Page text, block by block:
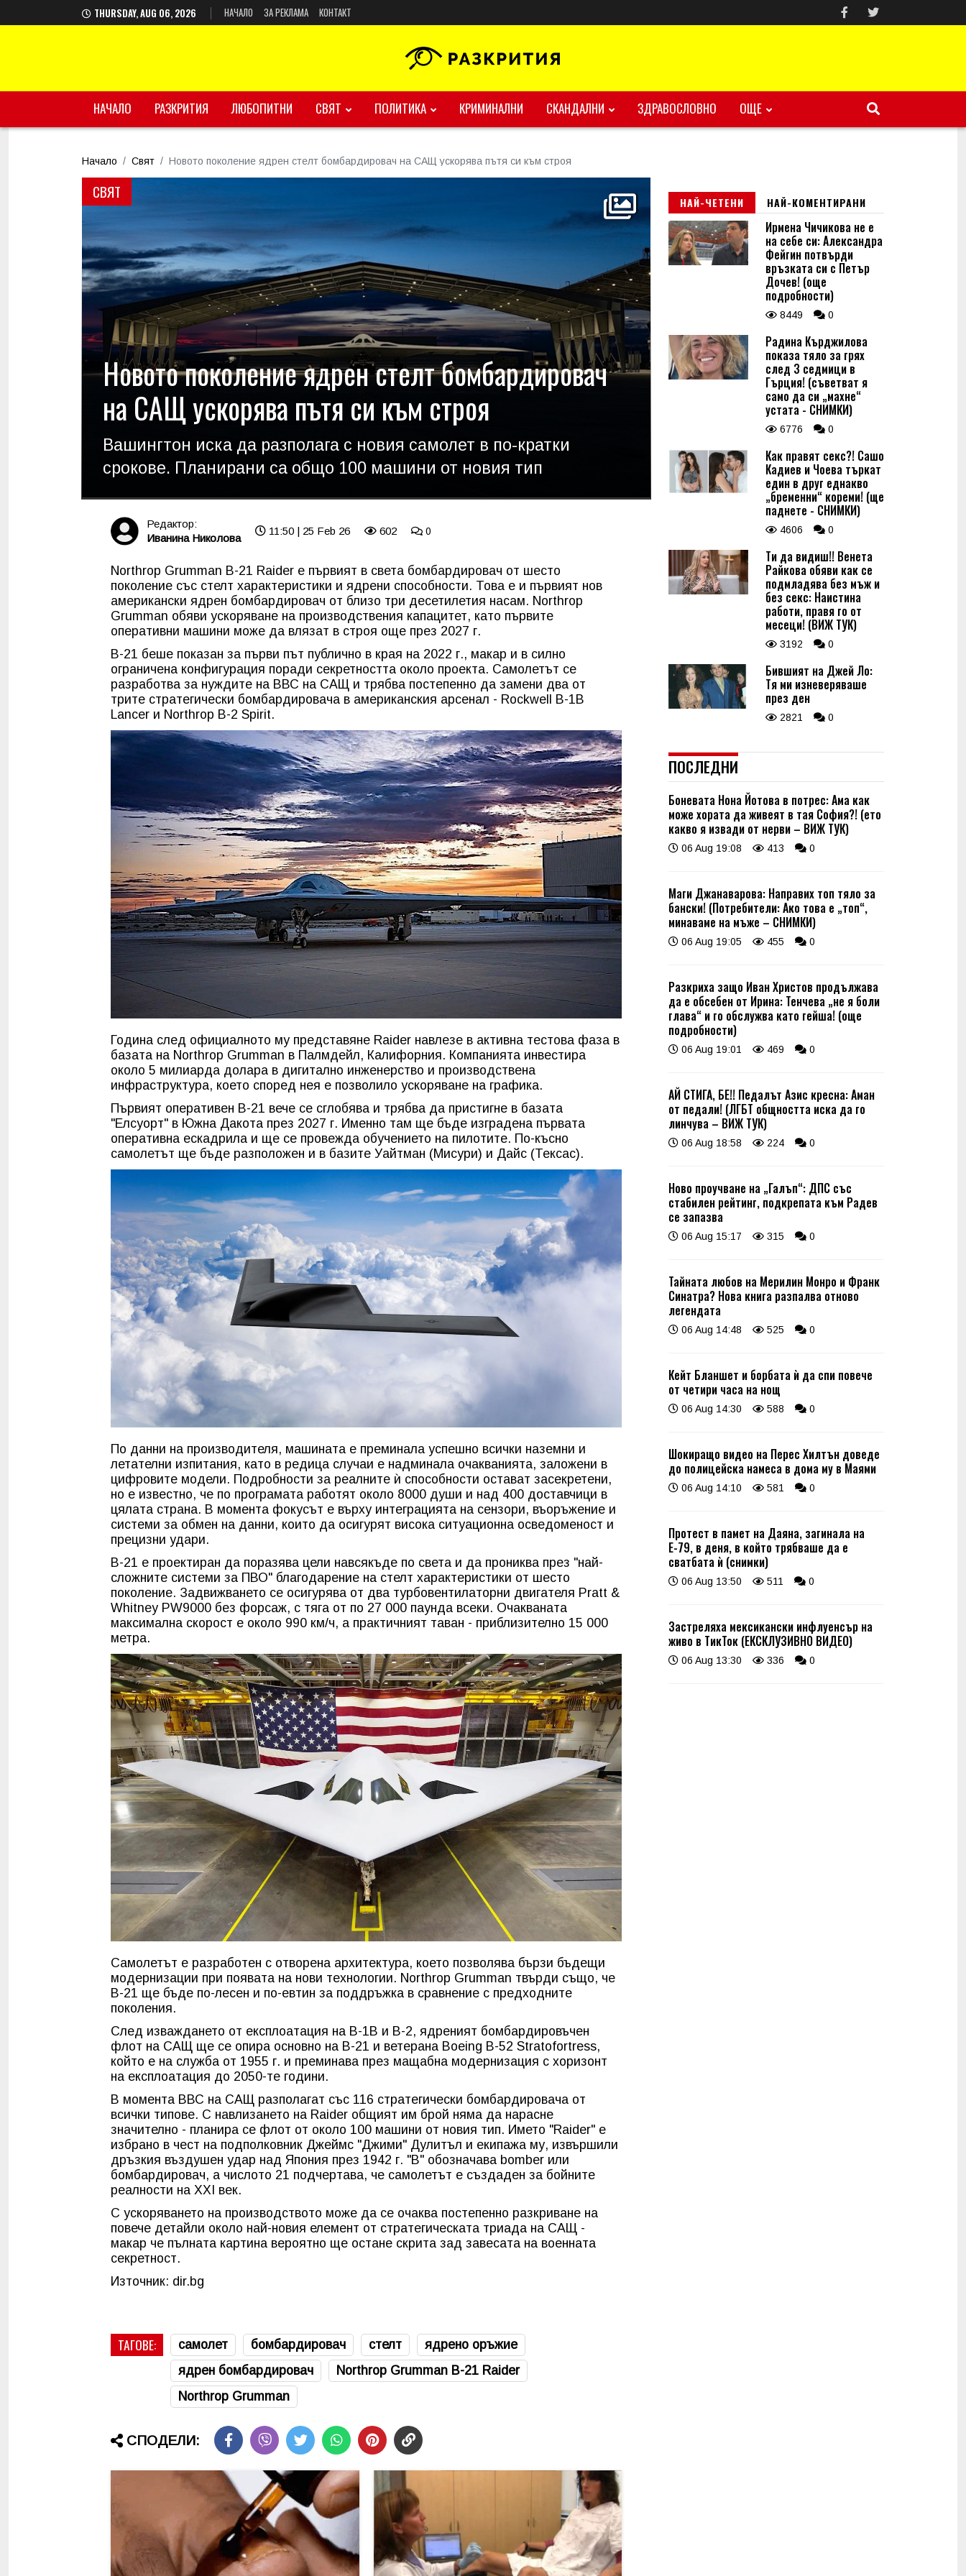
THURSDAY, AUG 06, 2026 НАЧАЛО ЗА РЕКЛАМА КОНТАКТ
НАЧАЛО РАЗКРИТИЯ ЛЮБОПИТНИ СВЯТ ПОЛИТИКА КРИМИНАЛНИ СКАНДАЛНИ ЗДРАВОСЛОВНО ОЩЕ
Начало Свят Новото поколение ядрен стелт бомбардировач на САЩ ускорява пътя си към строя
СВЯТ
Новото поколение ядрен стелт бомбардировач
на САЩ ускорява пътя си към строя
Вашингтон иска да разполага с новия самолет в по-кратки
срокове. Планирани са общо 100 машини от новия тип
Редактор:
Иванина Николова
11:50 | 25 Feb 26 602 0
Northrop Grumman B-21 Raider е първият в света бомбардировач от шесто
поколение със стелт характеристики и ядрени способности. Това е и първият нов
американски ядрен бомбардировач от близо три десетилетия насам. Northrop
Grumman обяви ускоряване на производствения капацитет, като първите
оперативни машини може да влязат в строя още през 2027 г.
B-21 беше показан за първи път публично в края на 2022 г., макар и в силно
ограничена конфигурация поради секретността около проекта. Самолетът се
разработва за нуждите на ВВС на САЩ и трябва постепенно да замени два от
трите стратегически бомбардировача в американския арсенал - Rockwell B-1B
Lancer и Northrop B-2 Spirit.
Година след официалното му представяне Raider навлезе в активна тестова фаза в
базата на Northrop Grumman в Палмдейл, Калифорния. Компанията инвестира
около 5 милиарда долара в дигитално инженерство и производствена
инфраструктура, което според нея е позволило ускоряване на графика.
Първият оперативен B-21 вече се сглобява и трябва да пристигне в базата
"Елсуорт" в Южна Дакота през 2027 г. Именно там ще бъде изградена първата
оперативна ескадрила и ще се провежда обучението на пилотите. По-късно
самолетът ще бъде разположен и в базите Уайтман (Мисури) и Дайс (Тексас).
По данни на производителя, машината е преминала успешно всички наземни и
летателни изпитания, като в редица случаи е надминала очакванията, заложени в
цифровите модели. Подробности за реалните ѝ способности остават засекретени,
но е известно, че по програмата работят около 8000 души и над 400 доставчици в
цялата страна. В момента фокусът е върху интеграцията на сензори, въоръжение и
системи за обмен на данни, които да осигурят висока ситуационна осведоменост и
прецизни удари.
B-21 е проектиран да поразява цели навсякъде по света и да прониква през "най-
сложните системи за ПВО" благодарение на стелт характеристики от шесто
поколение. Задвижването се осигурява от два турбовентилаторни двигателя Pratt &
Whitney PW9000 без форсаж, с тяга от по 27 000 паунда всеки. Очакваната
максимална скорост е около 990 км/ч, а практичният таван - приблизително 15 000
метра.
Самолетът е разработен с отворена архитектура, което позволява бързи бъдещи
модернизации при появата на нови технологии. Northrop Grumman твърди също, че
B-21 ще бъде по-лесен и по-евтин за поддръжка в сравнение с предходните
поколения.
След изваждането от експлоатация на B-1B и B-2, ядреният бомбардировъчен
флот на САЩ ще се опира основно на B-21 и ветерана Boeing B-52 Stratofortress,
който е на служба от 1955 г. и преминава през мащабна модернизация с хоризонт
на експлоатация до 2050-те години.
В момента ВВС на САЩ разполагат със 116 стратегически бомбардировача от
всички типове. С навлизането на Raider общият им брой няма да нарасне
значително - планира се флот от около 100 машини от новия тип. Името "Raider" е
избрано в чест на подполковник Джеймс "Джими" Дулитъл и екипажа му, извършили
дръзкия въздушен удар над Япония през 1942 г. "B" обозначава bomber или
бомбардировач, а числото 21 подчертава, че самолетът е създаден за бойните
реалности на XXI век.
С ускоряването на производството може да се очаква постепенно разкриване на
повече детайли около най-новия елемент от стратегическата триада на САЩ -
макар че пълната картина вероятно ще остане скрита зад завесата на военната
секретност.
Източник: dir.bg
ТАГОВЕ: самолет бомбардировач стелт
ядрено оръжие
ядрен бомбардировач
Northrop Grumman B-21 Raider
Northrop Grumman
СПОДЕЛИ:
НАЙ-ЧЕТЕНИ НАЙ-КОМЕНТИРАНИ
Ирмена Чичикова не е
на себе си: Александра
Фейгин потвърди
връзката си с Петър
Дочев! (още
подробности)
8449 0
Радина Кърджилова
показа тяло за грях
след 3 седмици в
Гърция! (съветват я
само да си „махне“
устата - СНИМКИ)
6776 0
Как правят секс?! Сашо
Кадиев и Чоева търкат
един в друг еднакво
„бременни“ кореми! (ще
паднете - СНИМКИ)
4606 0
Ти да видиш!! Венета
Райкова обяви как се
подмладява без мъж и
без секс: Наистина
работи, правя го от
месеци! (ВИЖ ТУК)
3192 0
Бившият на Джей Ло:
Тя ми изневеряваше
през ден
2821 0
ПОСЛЕДНИ
Боневата Нона Йотова в потрес: Ама как
може хората да живеят в тая София?! (ето
какво я извади от нерви – ВИЖ ТУК)
06 Aug 19:08 413 0
Маги Джанаварова: Направих топ тяло за
бански! (Потребители: Ако това е „топ“,
минаваме на мъже – СНИМКИ)
06 Aug 19:05 455 0
Разкриха защо Иван Христов продължава
да е обсебен от Ирина: Тенчева „не я боли
глава“ и го обслужва като гейша! (още
подробности)
06 Aug 19:01 469 0
АЙ СТИГА, БЕ!! Педалът Азис кресна: Аман
от педали! (ЛГБТ общността иска да го
линчува – ВИЖ ТУК)
06 Aug 18:58 224 0
Ново проучване на „Галъп“: ДПС със
стабилен рейтинг, подкрепата към Радев
се запазва
06 Aug 15:17 315 0
Тайната любов на Мерилин Монро и Франк
Синатра? Нова книга разпалва отново
легендата
06 Aug 14:48 525 0
Кейт Бланшет и борбата ѝ да спи повече
от четири часа на нощ
06 Aug 14:30 588 0
Шокиращо видео на Перес Хилтън доведе
до полицейска намеса в дома му в Маями
06 Aug 14:10 581 0
Протест в памет на Даяна, загинала на
Е-79, в деня, в който трябваше да е
сватбата ѝ (снимки)
06 Aug 13:50 511 0
Застреляха мексикански инфлуенсър на
живо в ТикТок (ЕКСКЛУЗИВНО ВИДЕО)
06 Aug 13:30 336 0